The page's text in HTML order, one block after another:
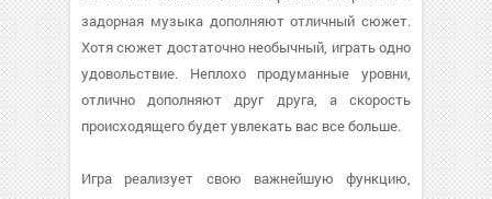
задорная музыка дополняют отличный сюжет.
Хотя сюжет достаточно необычный, играть одно
удовольствие. Неплохо продуманные уровни,
отлично дополняют друг друга, а скорость
происходящего будет увлекать вас все больше.
Игра реализует свою важнейшую функцию,